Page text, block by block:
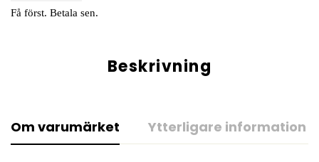
Få först. Betala sen.
Beskrivning
Om varumärket Ytterligare information